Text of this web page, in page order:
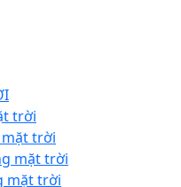
trời
trời
mặt trời
mặt trời